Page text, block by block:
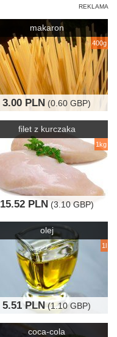
makaron
400g
3.00 PLN (0.60 GBP)
filet z kurczaka
1kg
15.52 PLN (3.10 GBP)
olej
1l
5.51 PLN(1.10 GBP)
coca-cola